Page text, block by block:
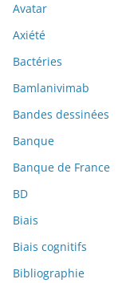
Avatar
Axiété
Bactéries
Bamlanivimab
Bandes dessinées
Banque
Banque de France
BD
Biais
Biais cognitifs
Bibliographie